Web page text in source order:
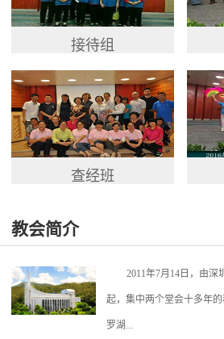
接待组
查经班
教会简介
2011年7月14日，由深
起，集中两个堂会十多年
罗湖...